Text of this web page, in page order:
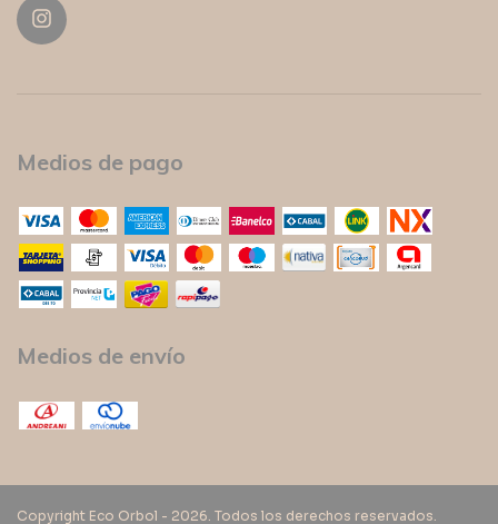
Medios de pago
Medios de envío
Copyright Eco Orbol - 2026. Todos los derechos reservados.